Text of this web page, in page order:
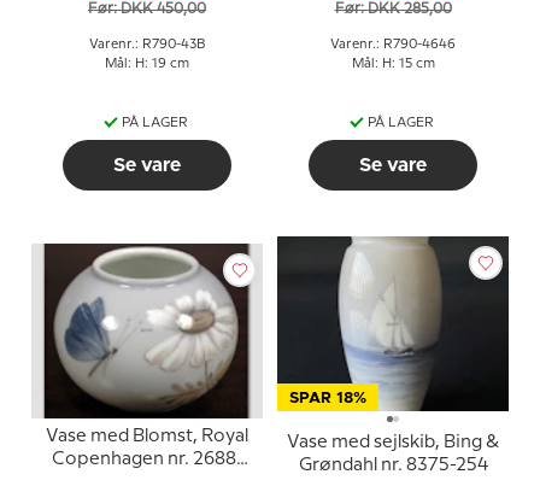
Før: DKK 450,00
Varenr.: R790-43B
Mål: H: 19 cm
PÅ LAGER
Se vare
Før: DKK 285,00
Varenr.: R790-4646
Mål: H: 15 cm
PÅ LAGER
Se vare
Vase med Blomst, Royal
Copenhagen nr. 2688-
SPAR 18%
Vase med sejlskib, Bing &
Grøndahl nr. 8375-254